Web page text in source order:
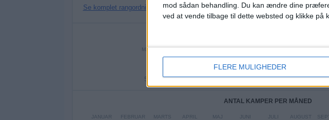
mod sådan behandling.
Du kan ændre dine
ved at vende tilbage til dette websted og klikke på
FLERE MULIGHEDER
Se komplet rangordning
MANDAG
5,19%
TIRSDAG
5,19%
ONSDAG
19
12,34%
TORSDAG
20
12,99%
FREDAG
5,84%
ANTAL KAMPER PER MÅNED
JANUAR FEBRUAR MARTS APRIL MAJ JUNI JULI AUGUST